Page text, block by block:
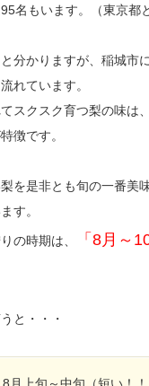
名もいます。（東京都
分かりますが、稲城市
れています。
スクスク育つ梨の味は
徴です。
を是非とも旬の一番美
す。
の時期は、 「8月～
と・・・